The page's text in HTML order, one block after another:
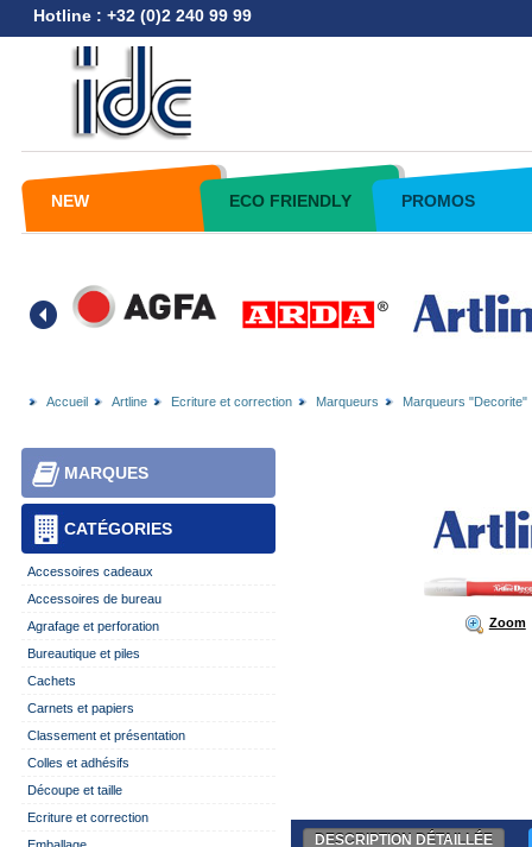
Hotline : +32 (0)2 240 99 99
NEW ECO FRIENDLY PROMOS
Accueil Artline Ecriture et correction Marqueurs Marqueurs "Decorite"
CATÉGORIES
MARQUES
Accessoires cadeaux
Accessoires de bureau
Agrafage et perforation
Bureautique et piles
Cachets
Carnets et papiers
Classement et présentation
Colles et adhésifs
Découpe et taille
Ecriture et correction
Zoom
DESCRIPTION DÉTAILLÉE